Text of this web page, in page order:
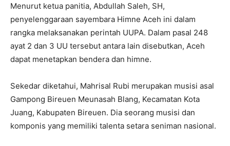
Menurut ketua panitia, Abdullah Saleh, SH,
penyelenggaraan sayembara Himne Aceh ini dalam
rangka melaksanakan perintah UUPA. Dalam pasal 248
ayat 2 dan 3 UU tersebut antara lain disebutkan, Aceh
dapat menetapkan bendera dan himne.
Sekedar diketahui, Mahrisal Rubi merupakan musisi asal
Gampong Bireuen Meunasah Blang, Kecamatan Kota
Juang, Kabupaten Bireuen. Dia seorang musisi dan
komponis yang memiliki talenta setara seniman nasional.